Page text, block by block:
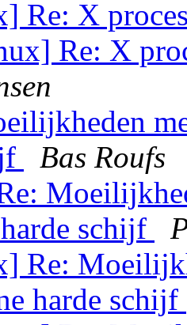
Re: X
Re: X
Bas Roufs
schijf
Re:
harde schijf